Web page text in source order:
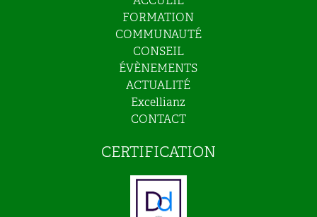
FORMATION
COMMUNAUTÉ
CONSEIL
ÉVÈNEMENTS
ACTUALITÉ
Excellianz
CONTACT
CERTIFICATION